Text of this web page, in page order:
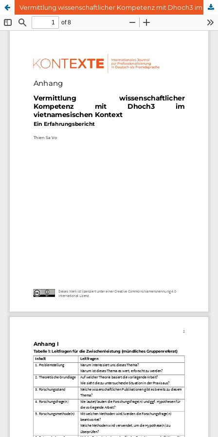
Vermittlung wissenschaftlicher Kompetenz mit Dhoch3 im vietnamesischen Kontext